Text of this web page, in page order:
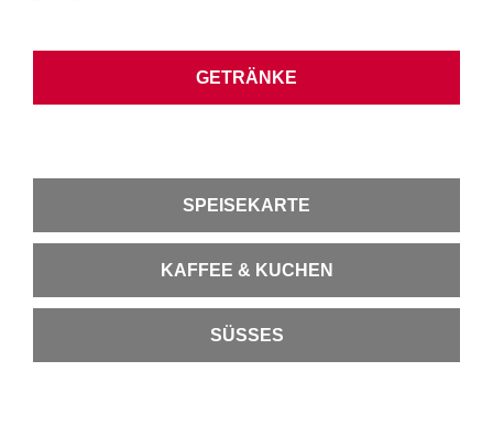
GETRÄNKE
SPEISEKARTE
KAFFEE & KUCHEN
SÜSSES